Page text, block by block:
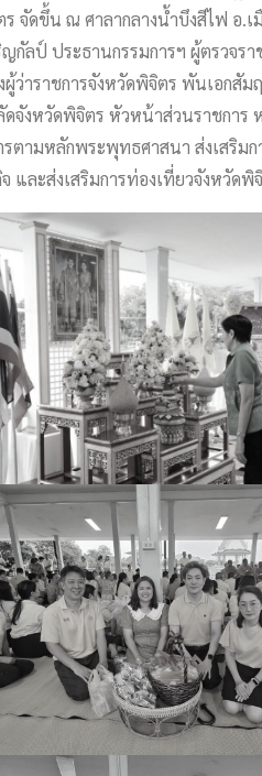
ดขึ้น ณ ศาลากลางน้ำบึงสีไฟ อ.
ลป์ ประธานกรรมการฯ ผู้ตรวจร
ว่าราชการจังหวัดพิจิตร พันเอก
งหวัดพิจิตร หัวหน้าส่วนราชการ
มหลักพระพุทธศาสนา ส่งเสริม
และส่งเสริมการท่องเที่ยวจังหวัดพิ